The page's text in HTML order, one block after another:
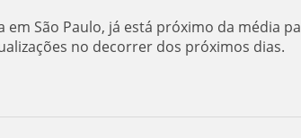
São Paulo, já está próximo da média
no decorrer dos próximos dias.